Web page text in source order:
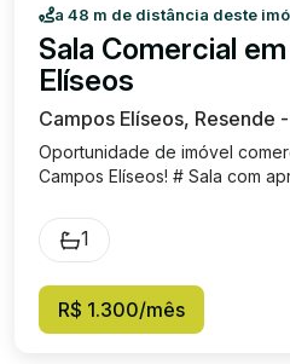
a 48 m de distância deste
Sala Comercial
Elíseos
Campos Elíseos, Resende -
Oportunidade de imóvel
Campos Elíseos! # Sala com
no coração do maior centro
VALOR: R$ 1.300,00
1
R$ 1.300/mês